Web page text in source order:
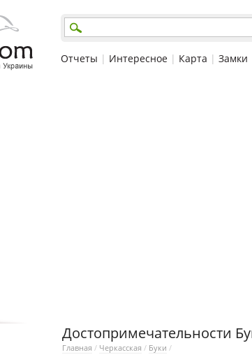
Отчеты | Интересное | Карта | Замки
Достопримечательности
Главная / Черкасская / Буки /